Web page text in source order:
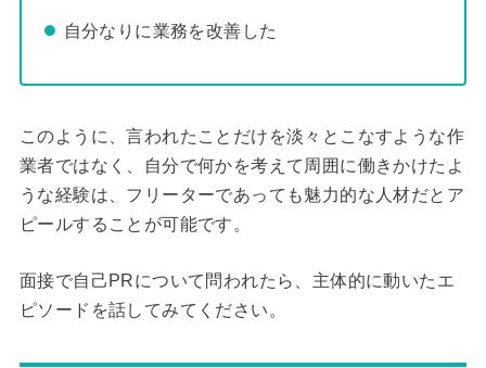
自分なりに業務を改善した
このように、言われたことだけを淡々とこなすような作
業者ではなく、自分で何かを考えて周囲に働きかけたよ
うな経験は、フリーターであっても魅力的な人材だとア
ピールすることが可能です。
面接で自己PRについて問われたら、主体的に動いたエ
ピソードを話してみてください。